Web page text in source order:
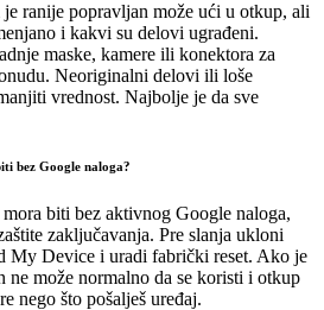
ranije popravljan može ući u otkup, ali
i kakvi su delovi ugrađeni.
maske, kamere ili konektora za
Neoriginalni delovi ili loše
vrednost. Najbolje je da sve
bez Google naloga?
biti bez aktivnog Google naloga,
zaključavanja. Pre slanja ukloni
My Device i uradi fabrički reset. Ako je
ne može normalno da se koristi i otkup
nego što pošalješ uređaj.